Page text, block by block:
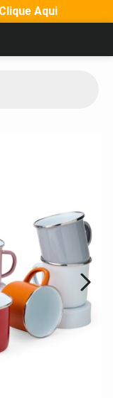
Clique Aqui